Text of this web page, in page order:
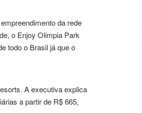
da rede
o Enjoy Olimpia Park
todo o Brasil já que o
A executiva explica
a partir de R$ 665,